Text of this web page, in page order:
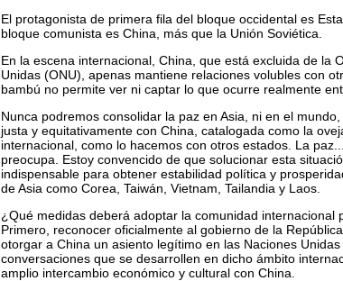
El protagonista de primera fila del bloque occidental es
bloque comunista es China, más que la Unión Soviética.
En la escena internacional, China, que está excluida de la
Unidas (ONU), apenas mantiene relaciones volubles con
bambú no permite ver ni captar lo que ocurre realmente
Nunca podremos consolidar la paz en Asia, ni en el
justa y equitativamente con China, catalogada como la
internacional, como lo hacemos con otros estados. La
preocupa. Estoy convencido de que solucionar esta
indispensable para obtener estabilidad política y
de Asia como Corea, Taiwán, Vietnam, Tailandia y Laos.
¿Qué medidas deberá adoptar la comunidad internacional
Primero, reconocer oficialmente al gobierno de la
otorgar a China un asiento legítimo en las Naciones
conversaciones que se desarrollen en dicho ámbito
amplio intercambio económico y cultural con China.